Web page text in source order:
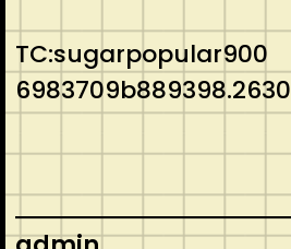
TC:sugarpopular900